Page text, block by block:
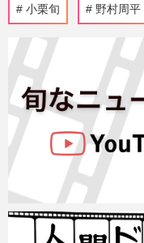
小栗旬 野村周平